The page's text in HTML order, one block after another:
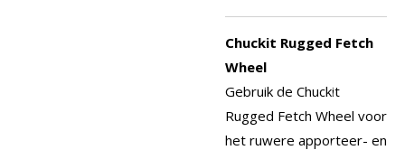
Chuckit Rugged Fetch
Wheel
Gebruik de Chuckit
Rugged Fetch Wheel voor
het ruwere apporteer- en